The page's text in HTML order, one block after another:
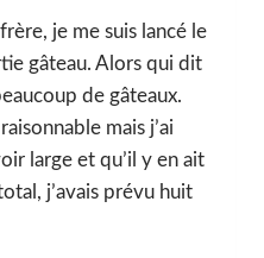
je me suis lancé le
gâteau. Alors qui dit
de gâteaux.
mais j’ai
large et qu’il y en ait
j’avais prévu huit